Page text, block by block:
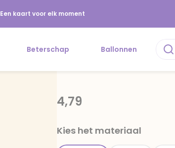
Een kaart voor elk moment
Beterschap Ballonnen
4,79
Kies het materiaal